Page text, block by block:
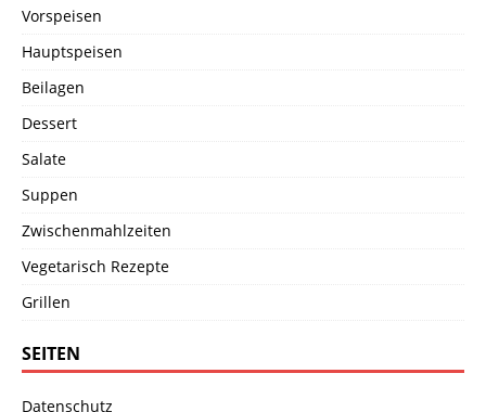
Vorspeisen
Hauptspeisen
Beilagen
Dessert
Salate
Suppen
Zwischenmahlzeiten
Vegetarisch Rezepte
Grillen
SEITEN
Datenschutz